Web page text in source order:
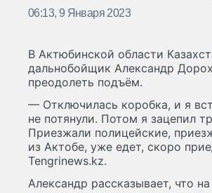
06:13, 9 Января 2023
В Актюбинской области
дальнобойщик Александр
преодолеть подъём.
— Отключилась коробка, и я
не потянули. Потом я зацепил
Приезжали полицейские,
из Актобе, уже едет, скоро
Tengrinews.kz.
Александр рассказывает, что